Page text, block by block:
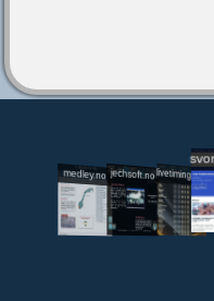
medley.no jechsoft.no